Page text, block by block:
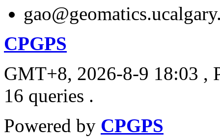
CPGPS
GMT+8, 2026-8-9 18:03 ,
16 queries .
Powered by CPGPS